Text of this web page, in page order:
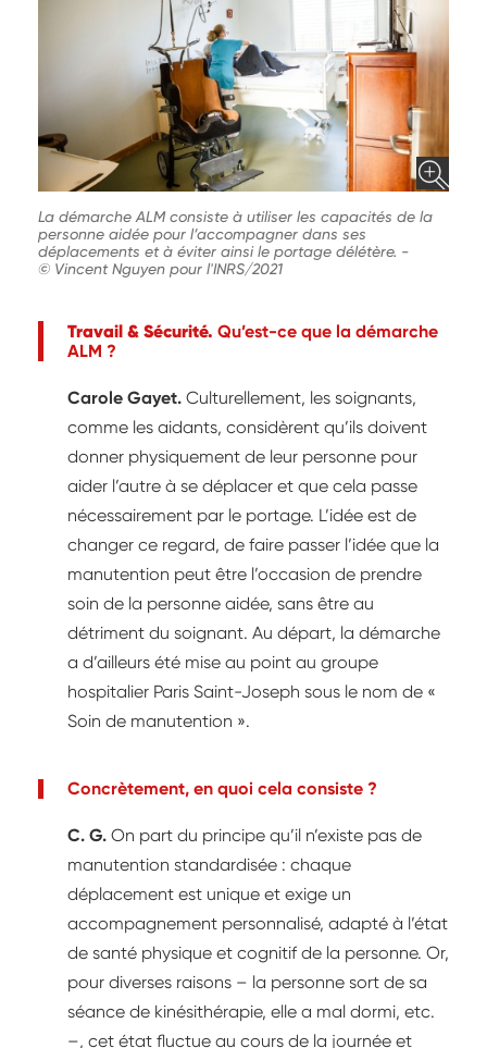
La démarche ALM consiste à utiliser les capacités de la
personne aidée pour l’accompagner dans ses
déplacements et à éviter ainsi le portage délétère. -
© Vincent Nguyen pour l'INRS/2021
Travail & Sécurité. Qu’est-ce que la démarche
ALM ?
Carole Gayet. Culturellement, les soignants,
comme les aidants, considèrent qu’ils doivent
donner physiquement de leur personne pour
aider l’autre à se déplacer et que cela passe
nécessairement par le portage. L’idée est de
changer ce regard, de faire passer l’idée que la
manutention peut être l’occasion de prendre
soin de la personne aidée, sans être au
détriment du soignant. Au départ, la démarche
a d’ailleurs été mise au point au groupe
hospitalier Paris Saint-Joseph sous le nom de «
Soin de manutention ».
Concrètement, en quoi cela consiste ?
C. G. On part du principe qu’il n’existe pas de
manutention standardisée : chaque
déplacement est unique et exige un
accompagnement personnalisé, adapté à l’état
de santé physique et cognitif de la personne. Or,
pour diverses raisons – la personne sort de sa
séance de kinésithérapie, elle a mal dormi, etc.
–, cet état fluctue au cours de la journée et